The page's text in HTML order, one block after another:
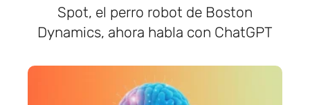
Spot, el perro robot de Boston
Dynamics, ahora habla con ChatGPT